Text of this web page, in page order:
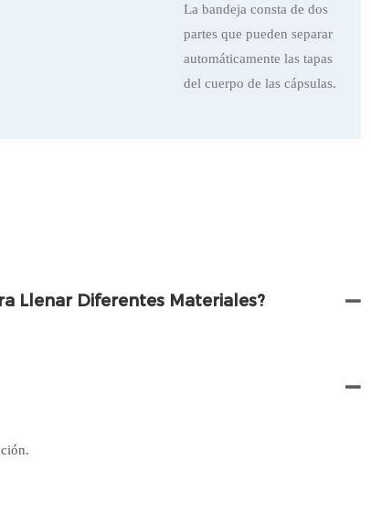
La bandeja consta de dos
partes que pueden separar
automáticamente las tapas
del cuerpo de las cápsulas.
Llenar Diferentes Materiales?